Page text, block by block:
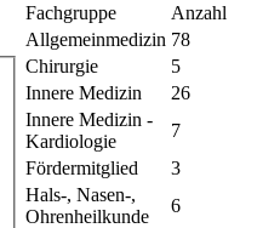
Fachgruppe
Anzahl
Allgemeinmedizin 78
Chirurgie
5
Innere Medizin
26
Innere Medizin -
Kardiologie
7
Fördermitglied
3
Hals-, Nasen-,
Ohrenheilkunde
6